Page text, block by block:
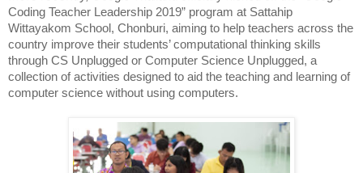
Coding Teacher Leadership 2019” program at Sattahip
Wittayakom School, Chonburi, aiming to help teachers across the
country improve their students’ computational thinking skills
through CS Unplugged or Computer Science Unplugged, a
collection of activities designed to aid the teaching and learning of
computer science without using computers.